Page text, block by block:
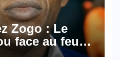
Zogo : Le
face au feu
de la